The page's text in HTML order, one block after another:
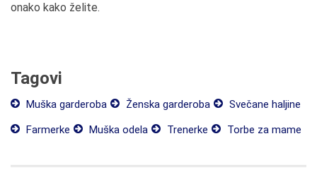
onako kako želite.
Tagovi
Muška garderoba Ženska garderoba
Svečane haljine
Farmerke
Muška odela Trenerke Torbe za mame